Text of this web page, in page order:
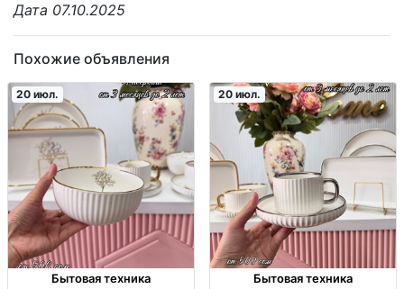
Дата 07.10.2025
Похожие объявления
20 июл.
Бытовая техника
20 июл.
Бытовая техника